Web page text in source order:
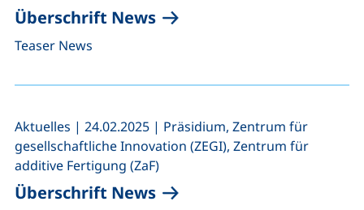
Überschrift News
Teaser News
Überschrift News
Aktuelles | 24.02.2025 | Präsidium, Zentrum für
gesellschaftliche Innovation (ZEGI), Zentrum für
additive Fertigung (ZaF)